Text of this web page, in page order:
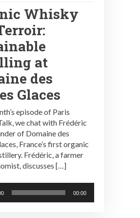
Whisky
at
des
Glaces
episode of Paris
we chat with Frédéric
of Domaine des
France’s first organic
Frédéric, a farmer
discusses […]
00:00